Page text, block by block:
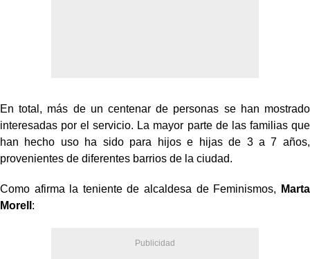
En total, más de un centenar de personas se han mostrado
interesadas por el servicio. La mayor parte de las familias que
han hecho uso ha sido para hijos e hijas de 3 a 7 años,
provenientes de diferentes barrios de la ciudad.
Como afirma la teniente de alcaldesa de Feminismos,
Marta
Morell :